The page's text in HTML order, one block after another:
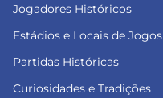
Jogadores Históricos
Estádios e Locais de Jogos
Partidas Históricas
Curiosidades e Tradições